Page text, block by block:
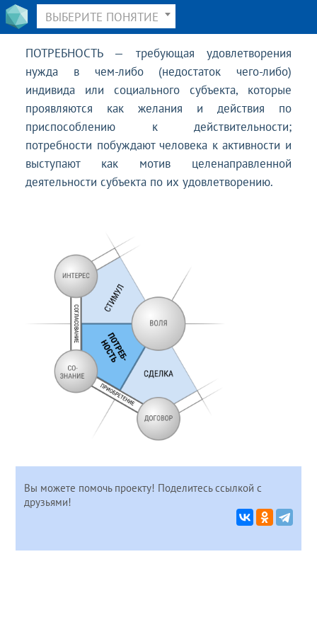
ВЫБЕРИТЕ ПОНЯТИЕ
ПОТРЕБНОСТЬ — требующая удовлетворения
нужда в чем-либо (недостаток чего-либо)
индивида или социального субъекта, которые
проявляются как желания и действия по
приспособлению к действительности;
потребности побуждают человека к активности и
выступают как мотив целенаправленной
деятельности субъекта по их удовлетворению.
Вы можете помочь проекту! Поделитесь ссылкой с
друзьями!